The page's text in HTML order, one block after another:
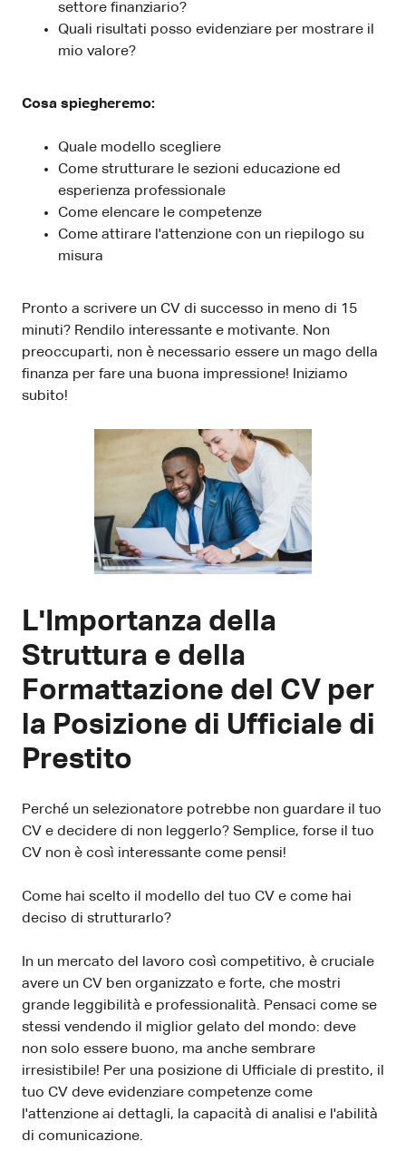
settore finanziario?
Quali risultati posso evidenziare per mostrare il
mio valore?
Cosa spiegheremo:
Quale modello scegliere
Come strutturare le sezioni educazione ed
esperienza professionale
Come elencare le competenze
Come attirare l'attenzione con un riepilogo su
misura
Pronto a scrivere un CV di successo in meno di 15
minuti? Rendilo interessante e motivante. Non
preoccuparti, non è necessario essere un mago della
finanza per fare una buona impressione! Iniziamo
subito!
L'Importanza della
Struttura e della
Formattazione del CV per
la Posizione di Ufficiale di
Prestito
Perché un selezionatore potrebbe non guardare il tuo
CV e decidere di non leggerlo? Semplice, forse il tuo
CV non è così interessante come pensi!
Come hai scelto il modello del tuo CV e come hai
deciso di strutturarlo?
In un mercato del lavoro così competitivo, è cruciale
avere un CV ben organizzato e forte, che mostri
grande leggibilità e professionalità. Pensaci come se
stessi vendendo il miglior gelato del mondo: deve
non solo essere buono, ma anche sembrare
irresistibile! Per una posizione di Ufficiale di prestito, il
tuo CV deve evidenziare competenze come
l'attenzione ai dettagli, la capacità di analisi e l'abilità
di comunicazione.